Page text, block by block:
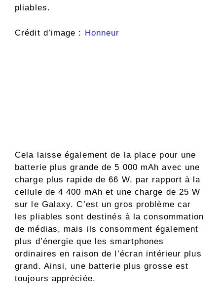
pliables.
Crédit d’image : Honneur
Cela laisse également de la place pour une
batterie plus grande de 5 000 mAh avec une
charge plus rapide de 66 W, par rapport à la
cellule de 4 400 mAh et une charge de 25 W
sur le Galaxy. C’est un gros problème car
les pliables sont destinés à la consommation
de médias, mais ils consomment également
plus d’énergie que les smartphones
ordinaires en raison de l’écran intérieur plus
grand. Ainsi, une batterie plus grosse est
toujours appréciée.